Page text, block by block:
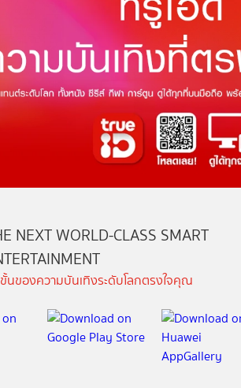
NEXT WORLD-CLASS SMART
นของความบันเทิงระดับโลกตรงใจคุณ